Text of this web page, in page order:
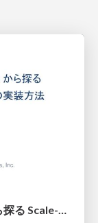
SONiC Scale-Up Working Group から探る Scale-UpやUltraEthernet機能の実装方法